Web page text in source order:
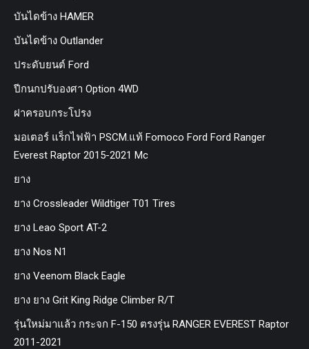
บันไดข้าง HAMER
บันไดข้าง Outlander
ประดับยนต์ Ford
ปีกนกปรับองศา Option 4WD
ฝาครอบกระโปรง
มอเตอร์ แร็กไฟฟ้า PSCM.แท้ Fomoco Ford Ford Ranger
Everest Raptor 2015-2021 Mc
ยาง
ยาง Crossleader Wildtiger T01 Tires
ยาง Leao Sport AT-2
ยาง Nos N1
ยาง Veenom Black Eagle
ยาง ยาง Grit King Ridge Climber R/T
รุ่นใหม่มาแล้ว กระจก F-150 ตรงรุ่น RANGER EVEREST Raptor
2011-2021